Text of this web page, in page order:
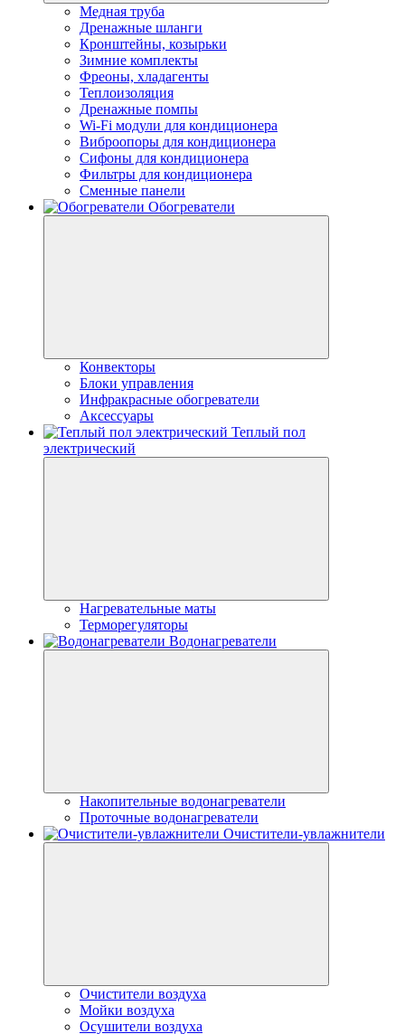
Медная труба
Дренажные шланги
Кронштейны, козырьки
Зимние комплекты
Фреоны, хладагенты
Теплоизоляция
Дренажные помпы
Wi-Fi модули для кондиционера
Виброопоры для кондиционера
Сифоны для кондиционера
Фильтры для кондиционера
Сменные панели
Обогреватели
Конвекторы
Блоки управления
Инфракрасные обогреватели
Аксессуары
Теплый пол
электрический
Нагревательные маты
Терморегуляторы
Водонагреватели
Накопительные водонагреватели
Проточные водонагреватели
Очистители-увлажнители
Очистители воздуха
Мойки воздуха
Осушители воздуха